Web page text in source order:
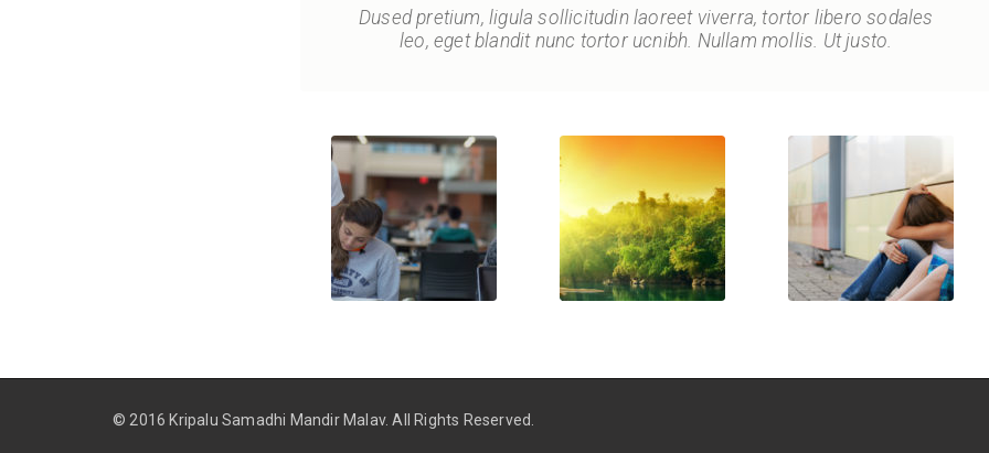
Dused pretium, ligula sollicitudin laoreet viverra, tortor libero sodales
leo, eget blandit nunc tortor ucnibh. Nullam mollis. Ut justo.
© 2016 Kripalu Samadhi Mandir Malav. All Rights Reserved.